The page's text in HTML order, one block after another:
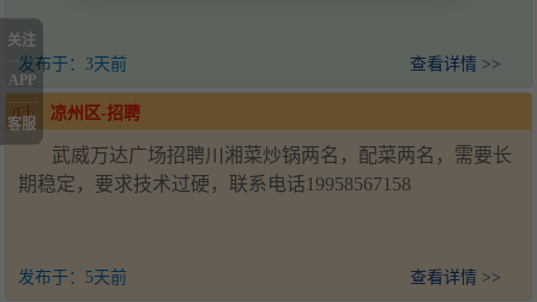
发布于： 3天前 查看详情 >>
凉州区-招聘
武威万达广场招聘川湘菜炒锅两名，配菜两名，需要长
期稳定，要求技术过硬，联系电话19958567158
发布于： 5天前 查看详情 >>
关注
APP
客服